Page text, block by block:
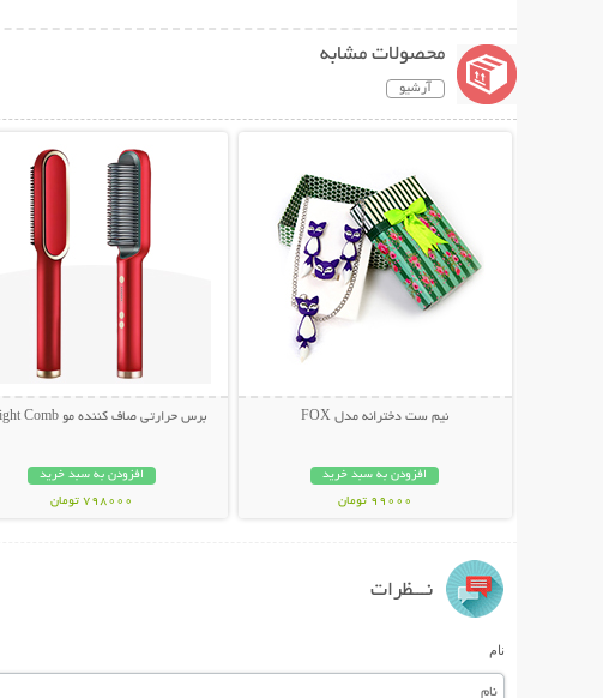
محصولات مشابه
آرشیو
نیم ست دخترانه مدل FOX
افزودن به سبد خرید
99000 تومان
برس حرارتی صاف کننده مو Straight Comb
افزودن به سبد خرید
798000 تومان
نـــظرات
نام